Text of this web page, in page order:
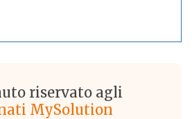
riservato agli
MySolution